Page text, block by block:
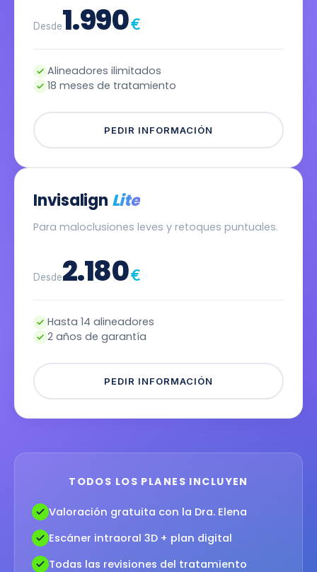
Desde1.990€
Alineadores ilimitados
18 meses de tratamiento
PEDIR INFORMACIÓN
Invisalign Lite
Para maloclusiones leves y retoques puntuales.
Desde2.180€
Hasta 14 alineadores
2 años de garantía
PEDIR INFORMACIÓN
TODOS LOS PLANES INCLUYEN
Valoración gratuita con la Dra. Elena
Escáner intraoral 3D + plan digital
Todas las revisiones del tratamiento